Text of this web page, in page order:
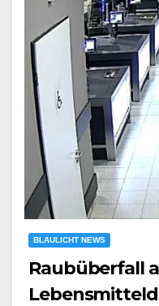
BLAULICHT NEWS
Raubüberfall